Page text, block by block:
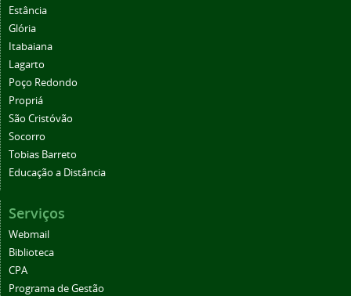
Estância
Glória
Itabaiana
Lagarto
Poço Redondo
Propriá
São Cristóvão
Socorro
Tobias Barreto
Educação a Distância
Serviços
Webmail
Biblioteca
CPA
Programa de Gestão